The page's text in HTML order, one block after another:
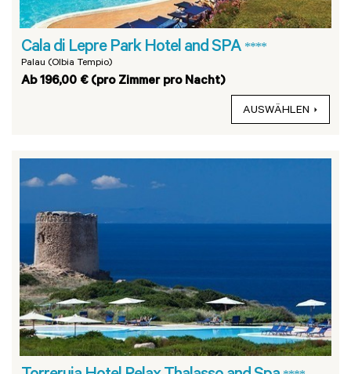
Cala di Lepre Park Hotel and SPA ****
Palau (Olbia Tempio)
Ab 196,00 € (pro Zimmer pro Nacht)
AUSWÄHLEN